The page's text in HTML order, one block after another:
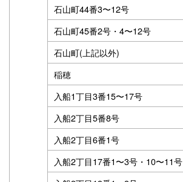
石山町44番3〜12号
石山町45番2号・4〜12号
石山町(上記以外)
稲穂
入船1丁目3番15〜17号
入船2丁目5番8号
入船2丁目6番1号
入船2丁目17番1〜3号・10〜11号